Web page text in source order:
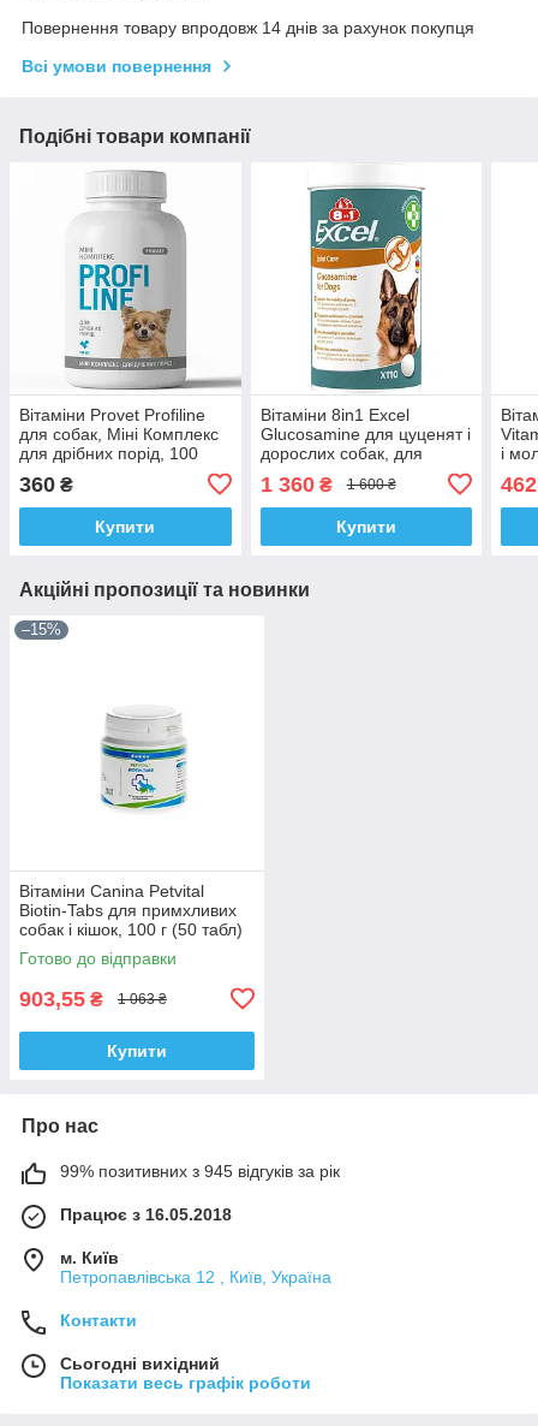
Повернення товару впродовж 14 днів за рахунок покупця
Всі умови повернення
Подібні товари компанії
Вітаміни Provet Profiline
для собак, Міні Комплекс
для дрібних порід, 100
360 ₴
Купити
Вітаміни 8in1 Excel
Glucosamine для цуценят і
дорослих собак, для
1 360₴ 1 600 ₴
Купити
і
Акційні пропозиції та новинки
–15%
Вітаміни Canina Petvital
Biotin-Tabs для примхливих
собак і кішок, 100 г (50 табл)
Готово до відправки
903,55 ₴ 1 063 ₴
Купити
Про нас
99% позитивних з 945 відгуків за рік
Працює з 16.05.2018
м. Київ
Петропавлівська 12 , Київ, Україна
Контакти
Сьогодні вихідний
Показати весь графік роботи